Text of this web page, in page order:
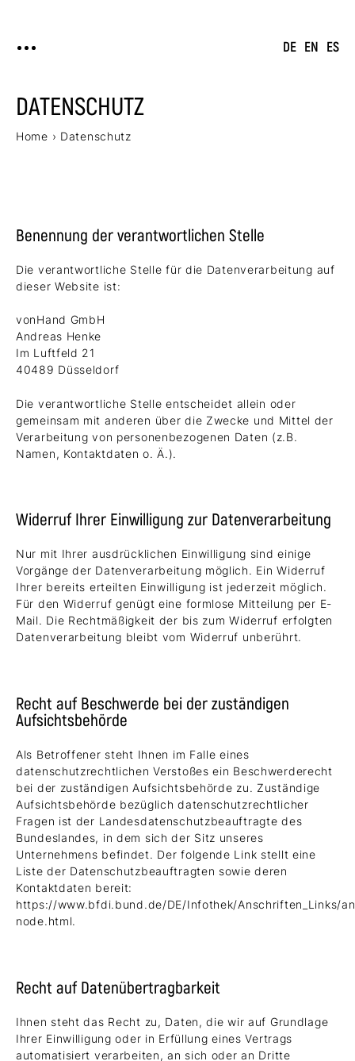
DE EN ES
DATENSCHUTZ
Home › Datenschutz
Benennung der verantwortlichen Stelle
Die verantwortliche Stelle für die Datenverarbeitung auf
dieser Website ist:
vonHand GmbH
Andreas Henke
Im Luftfeld 21
40489 Düsseldorf
Die verantwortliche Stelle entscheidet allein oder
gemeinsam mit anderen über die Zwecke und Mittel der
Verarbeitung von personenbezogenen Daten (z.B.
Namen, Kontaktdaten o. Ä.).
Widerruf Ihrer Einwilligung zur Datenverarbeitung
Nur mit Ihrer ausdrücklichen Einwilligung sind einige
Vorgänge der Datenverarbeitung möglich. Ein Widerruf
Ihrer bereits erteilten Einwilligung ist jederzeit möglich.
Für den Widerruf genügt eine formlose Mitteilung per E-
Mail. Die Rechtmäßigkeit der bis zum Widerruf erfolgten
Datenverarbeitung bleibt vom Widerruf unberührt.
Recht auf Beschwerde bei der zuständigen
Aufsichtsbehörde
Als Betroffener steht Ihnen im Falle eines
datenschutzrechtlichen Verstoßes ein Beschwerderecht
bei der zuständigen Aufsichtsbehörde zu. Zuständige
Aufsichtsbehörde bezüglich datenschutzrechtlicher
Fragen ist der Landesdatenschutzbeauftragte des
Bundeslandes, in dem sich der Sitz unseres
Unternehmens befindet. Der folgende Link stellt eine
Liste der Datenschutzbeauftragten sowie deren
Kontaktdaten bereit:
https://www.bfdi.bund.de/DE/Infothek/Anschriften_Links/
node.html.
Recht auf Datenübertragbarkeit
Ihnen steht das Recht zu, Daten, die wir auf Grundlage
Ihrer Einwilligung oder in Erfüllung eines Vertrags
automatisiert verarbeiten, an sich oder an Dritte